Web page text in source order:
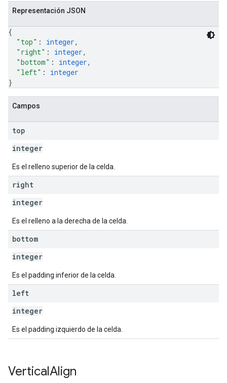
Representación JSON
{
"top" : integer,
"right" : integer,
"bottom" : integer,
"left" : integer
}
Campos
top
integer
Es el relleno superior de la celda.
right
integer
Es el relleno a la derecha de la celda.
bottom
integer
Es el padding inferior de la celda.
left
integer
Es el padding izquierdo de la celda.
VerticalAlign